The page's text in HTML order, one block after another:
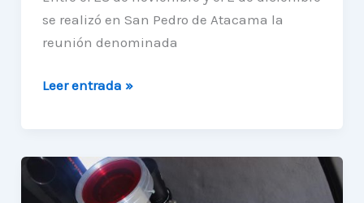
se realizó en San Pedro de Atacama la
reunión denominada
Astrónomo
coorganizador
congreso
Leer entrada »